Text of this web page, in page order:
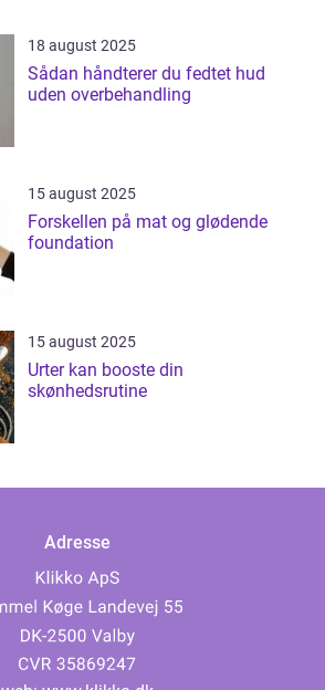
18 august 2025
Sådan håndterer du fedtet hud
uden overbehandling
15 august 2025
Forskellen på mat og glødende
foundation
15 august 2025
Urter kan booste din
skønhedsrutine
Adresse